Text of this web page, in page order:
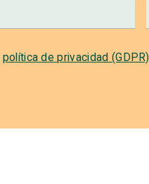
política de privacidad (GDPR)